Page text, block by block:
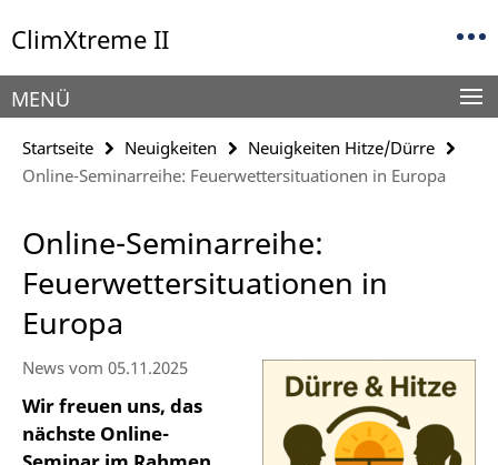
direkt
Inhalt
ClimXtreme II
Service-
Navigation
MENÜ
Startseite Neuigkeiten
Neuigkeiten Hitze/Dürre
Online-Seminarreihe: Feuerwettersituationen in Europa
Online-Seminarreihe:
Feuerwettersituationen in
Europa
News vom 05.11.2025
Wir freuen uns, das
nächste Online-